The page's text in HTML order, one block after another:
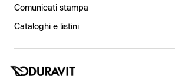
Comunicati stampa
Cataloghi e listini